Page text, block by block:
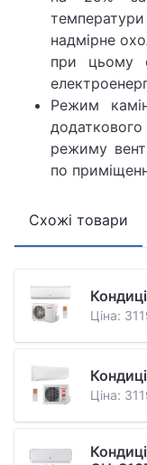
надмірне
при цьому
Режим
режиму
по
Схожі товари
Ціна:
Ціна: